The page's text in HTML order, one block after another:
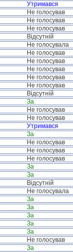
Утримався
Не голосував
Не голосував
Не голосував
Відсутній
Не голосувала
Не голосував
Не голосував
Не голосував
Не голосував
Не голосував
Відсутній
За
Не голосував
Не голосував
Утримався
За
Не голосував
Не голосував
Не голосував
За
За
Відсутній
Не голосувала
За
За
За
За
За
Не голосував
За